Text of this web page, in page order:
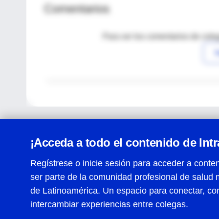
Comentarios
Para ver los comentarios de
¡Acceda a todo el contenido de
Regístrese o inicie sesión para acceder a
ser parte de la comunidad profesional de salud
de Latinoamérica. Un espacio para conectar,
intercambiar experiencias entre colegas.
Centro de Ayuda
Términos y condiciones| Políticas de privacidad